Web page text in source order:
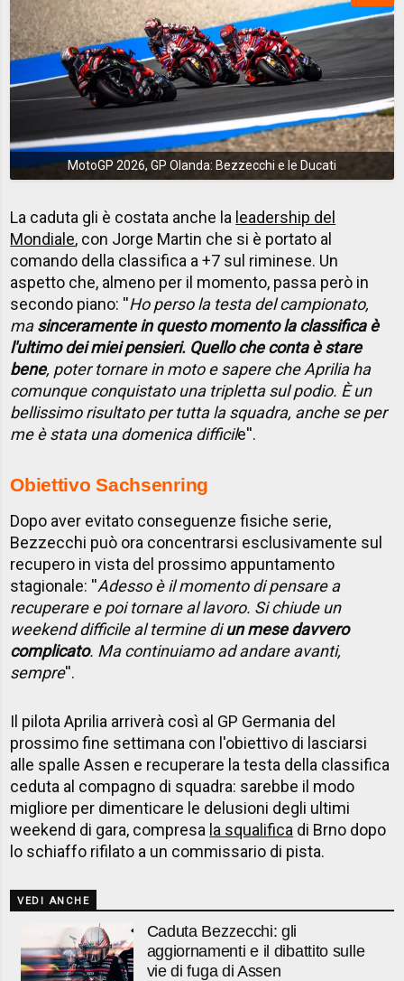
MotoGP 2026, GP Olanda: Bezzecchi e le Ducati
La caduta gli è costata anche la leadership del
Mondiale, con Jorge Martin che si è portato al
comando della classifica a +7 sul riminese. Un
aspetto che, almeno per il momento, passa però in
secondo piano: ''Ho perso la testa del campionato,
masinceramente in questo momento la classifica è
l'ultimo dei miei pensieri. Quello che conta è stare
bene, poter tornare in moto e sapere che Aprilia ha
comunque conquistato una tripletta sul podio. È un
bellissimo risultato per tutta la squadra, anche se per
me è stata una domenica difficile''.
Obiettivo Sachsenring
Dopo aver evitato conseguenze fisiche serie,
Bezzecchi può ora concentrarsi esclusivamente sul
recupero in vista del prossimo appuntamento
stagionale: ''Adesso è il momento di pensare a
recuperare e poi tornare al lavoro. Si chiude un
weekend difficile al termine diun mese davvero
complicato. Ma continuiamo ad andare avanti,
sempre''.
Il pilota Aprilia arriverà così al GP Germania del
prossimo fine settimana con l'obiettivo di lasciarsi
alle spalle Assen e recuperare la testa della classifica
ceduta al compagno di squadra: sarebbe il modo
migliore per dimenticare le delusioni degli ultimi
weekend di gara, compresa la squalifica di Brno dopo
lo schiaffo rifilato a un commissario di pista.
VEDI ANCHE
Caduta Bezzecchi: gli
aggiornamenti e il dibattito sulle
vie di fuga di Assen